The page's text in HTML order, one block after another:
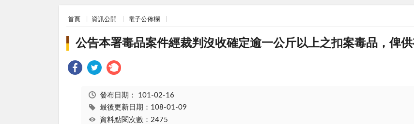
首頁 資訊公開 電子公佈欄
公告本署毒品案件經裁判沒收確定逾一公斤以上之扣案毒品，俾供
發布日期： 101-02-16
最後更新日期：108-01-09
資料點閱次數：2475